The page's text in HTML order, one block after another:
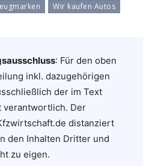
Wir kaufen Autos
: Für den oben
inkl. dazugehörigen
der im Text
verantwortlich. Der
distanziert
den Inhalten Dritter und
zu eigen.